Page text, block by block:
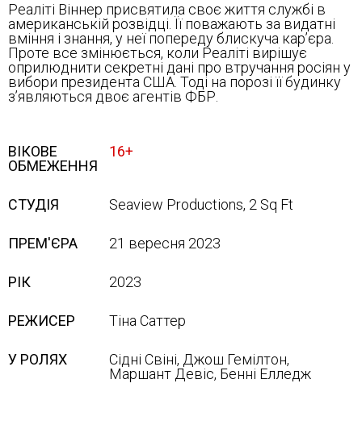
Реаліті Віннер присвятила своє життя службі в
американській розвідці. Її поважають за видатні
вміння і знання, у неї попереду блискуча кар’єра.
Проте все змінюється, коли Реаліті вирішує
оприлюднити секретні дані про втручання росіян у
вибори президента США. Тоді на порозі її будинку
з’являються двоє агентів ФБР.
ВІКОВЕ
ОБМЕЖЕННЯ
16+
СТУДІЯ Seaview Productions, 2 Sq Ft
ПРЕМ'ЄРА 21 вересня 2023
РІК 2023
РЕЖИСЕР Тіна Саттер
У РОЛЯХ
Сідні Свіні, Джош Гемілтон,
Маршант Девіс, Бенні Елледж